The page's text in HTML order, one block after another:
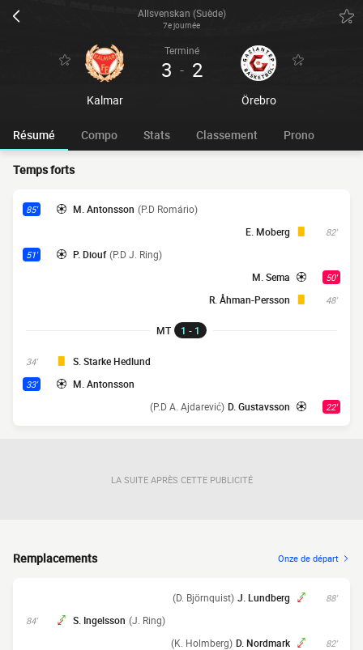
Allsvenskan (Suède)
7e journée
Kalmar
Terminé
3 - 2
Örebro
Résumé Compo Stats Classement Prono
Temps forts
85' M. Antonsson (P.D Romário)
82'
E. Moberg
51' P. Diouf (P.D J. Ring)
50'
M. Sema
48'
R. Åhman-Persson
MT 1 - 1
34' S. Starke Hedlund
33' M. Antonsson
22'
D. Gustavsson
(P.D A. Ajdarević)
LA SUITE APRÈS CETTE PUBLICITÉ
Remplacements Onze de départ
88'
J. Lundberg
(D. Björnquist)
84' S. Ingelsson (J. Ring)
82'
D. Nordmark
(K. Holmberg)